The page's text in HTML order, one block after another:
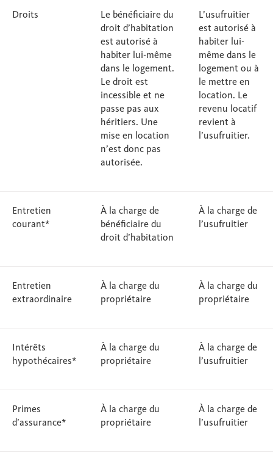
Droits
Le bénéficiaire du
droit d’habitation
est autorisé à
habiter lui-même
dans le logement.
Le droit est
incessible et ne
passe pas aux
héritiers. Une
mise en location
n’est donc pas
autorisée.
L’usufruitier
est autorisé à
habiter lui-
même dans le
logement ou à
le mettre en
location. Le
revenu locatif
revient à
l’usufruitier.
Entretien
courant*
À la charge de
bénéficiaire du
droit d’habitation
À la charge de
l’usufruitier
Entretien
extraordinaire
À la charge du
propriétaire
À la charge du
propriétaire
Intérêts
hypothécaires*
À la charge du
propriétaire
À la charge de
l’usufruitier
Primes
d’assurance*
À la charge du
propriétaire
À la charge de
l’usufruitier